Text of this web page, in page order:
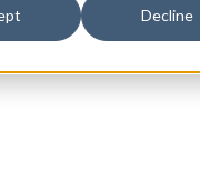
Decline